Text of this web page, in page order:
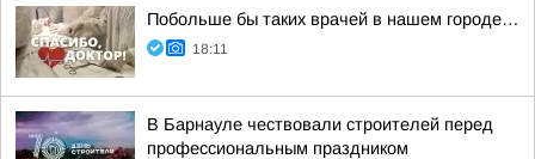
Побольше бы таких врачей в нашем городе…
18:11
В Барнауле чествовали строителей перед
профессиональным праздником